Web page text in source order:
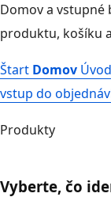
Domov a vstupné
produktu, košíku
Štart Domov
vstup do
Produkty
Vyberte, čo